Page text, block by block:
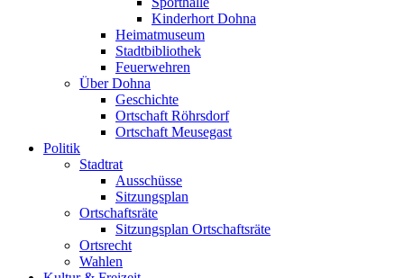
Kinderhort Dohna
Heimatmuseum
Stadtbibliothek
Feuerwehren
Über Dohna
Geschichte
Ortschaft Röhrsdorf
Ortschaft Meusegast
Politik
Stadtrat
Ausschüsse
Sitzungsplan
Ortschaftsräte
Sitzungsplan Ortschaftsräte
Ortsrecht
Wahlen